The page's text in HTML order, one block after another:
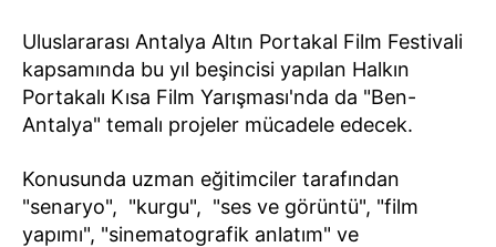
Uluslararası Antalya Altın Portakal Film Festivali
kapsamında bu yıl beşincisi yapılan Halkın
Portakalı Kısa Film Yarışması'nda da "Ben-
Antalya" temalı projeler mücadele edecek.
Konusunda uzman eğitimciler tarafından
"senaryo", "kurgu", "ses ve görüntü", "film
yapımı", "sinematografik anlatım" ve